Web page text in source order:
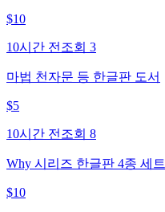
$10
10시간 전 조회 3
마법 천자문 등 한글판 도서
$5
10시간 전 조회 8
Why 시리즈 한글판 4종 세트
$10